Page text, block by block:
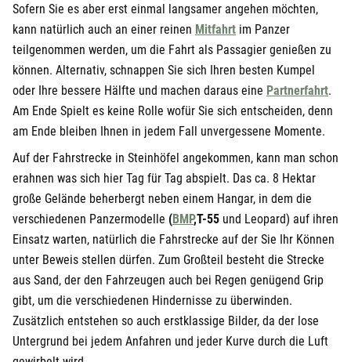
Sofern Sie es aber erst einmal langsamer angehen möchten,
kann natürlich auch an einer reinen Mitfahrt im Panzer
teilgenommen werden, um die Fahrt als Passagier genießen zu
können. Alternativ, schnappen Sie sich Ihren besten Kumpel
oder Ihre bessere Hälfte und machen daraus eine Partnerfahrt.
Am Ende Spielt es keine Rolle wofür Sie sich entscheiden, denn
am Ende bleiben Ihnen in jedem Fall unvergessene Momente.
Auf der Fahrstrecke in Steinhöfel angekommen, kann man schon
erahnen was sich hier Tag für Tag abspielt. Das ca. 8 Hektar
große Gelände beherbergt neben einem Hangar, in dem die
verschiedenen Panzermodelle (BMP,T-55 und Leopard) auf ihren
Einsatz warten, natürlich die Fahrstrecke auf der Sie Ihr Können
unter Beweis stellen dürfen. Zum Großteil besteht die Strecke
aus Sand, der den Fahrzeugen auch bei Regen genügend Grip
gibt, um die verschiedenen Hindernisse zu überwinden.
Zusätzlich entstehen so auch erstklassige Bilder, da der lose
Untergrund bei jedem Anfahren und jeder Kurve durch die Luft